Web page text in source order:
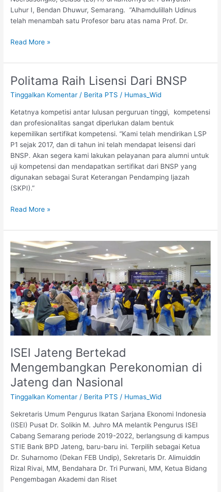
Luhur I, Bendan Dhuwur, Semarang. “Alhamdulillah Udinus
telah menambah satu Profesor baru atas nama Prof. Dr.
Read More »
Politama Raih Lisensi Dari BNSP
Tinggalkan Komentar / Berita PTS / Humas_Wid
Ketatnya kompetisi antar lulusan perguruan tinggi, kompetensi
dan profesionalitas sangat diperlukan dalam bentuk
kepemilikan sertifikat kompetensi. “Kami telah mendirikan LSP
P1 sejak 2017, dan di tahun ini telah mendapat leisensi dari
BNSP. Akan segera kami lakukan pelayanan para alumni untuk
uji kompetensi dan mendapatkan sertifikat dari BNSP yang
digunakan sebagai Surat Keterangan Pendamping Ijazah
(SKPI).”
Politama
Lisensi
Dari
BNSP
Read More »
ISEI Jateng Bertekad
Mengembangkan Perekonomian di
Jateng dan Nasional
Tinggalkan Komentar / Berita PTS / Humas_Wid
Sekretaris Umum Pengurus Ikatan Sarjana Ekonomi Indonesia
(ISEI) Pusat Dr. Solikin M. Juhro MA melantik Pengurus ISEI
Cabang Semarang periode 2019-2022, berlangsung di kampus
STIE Bank BPD Jateng, baru-baru ini. Terpilih sebagai Ketua
Dr. Suharnomo (Dekan FEB Undip), Sekretaris Dr. Alimuiddin
Rizal Rivai, MM, Bendahara Dr. Tri Purwani, MM, Ketua Bidang
Pengembagan Akademi dan Riset
ISEI
Jateng
Bertekad
Mengembangkan
Perekonomian
di
Jateng
dan
Nasional